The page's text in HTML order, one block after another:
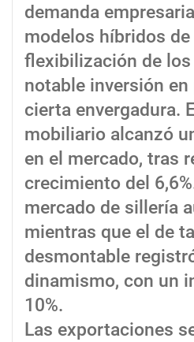
demanda
modelos híbridos
flexibilización de
notable inversión
cierta envergadura.
mobiliario alcanzó
en el mercado, tras
crecimiento del
mercado de sillería
mientras que el de
desmontable
dinamismo, con un
10%.
Las exportaciones